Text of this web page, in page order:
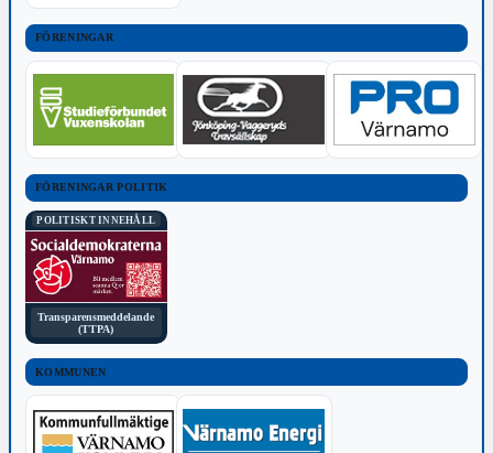
FÖRENINGAR
FÖRENINGAR POLITIK
POLITISKT INNEHÅLL
Transparensmeddelande
(TTPA)
KOMMUNEN